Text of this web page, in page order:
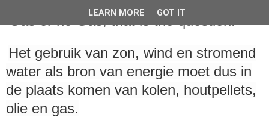
maandag 19 september 2022
‘Gas or no Gas, that is the question.’
Het gebruik van zon, wind en stromend
water als bron van energie moet dus in
de plaats komen van kolen, houtpellets,
olie en gas.
LEARN MORE GOT IT